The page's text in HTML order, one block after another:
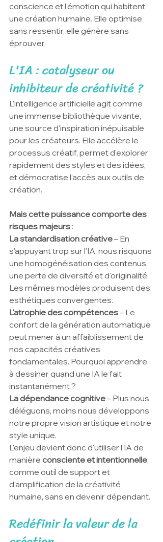
conscience et l'émotion qui habitent
une création humaine. Elle optimise
sans ressentir, elle génère sans
éprouver.
L'IA : catalyseur ou
inhibiteur de créativité ?
L'intelligence artificielle agit comme
une immense bibliothèque vivante,
une source d'inspiration inépuisable
pour les créateurs. Elle accélère le
processus créatif, permet d'explorer
rapidement des styles et des idées,
et démocratise l'accès aux outils de
création.
Mais cette puissance comporte des
risques majeurs :
La standardisation créative – En
s'appuyant trop sur l'IA, nous risquons
une homogénéisation des contenus,
une perte de diversité et d'originalité.
Les mêmes modèles produisent des
esthétiques convergentes.
L'atrophie des compétences – Le
confort de la génération automatique
peut mener à un affaiblissement de
nos capacités créatives
fondamentales. Pourquoi apprendre
à dessiner quand une IA le fait
instantanément ?
La dépendance cognitive – Plus nous
déléguons, moins nous développons
notre propre vision artistique et notre
style unique.
L'enjeu devient donc d'utiliser l'IA de
manière consciente et intentionnelle,
comme outil de support et
d'amplification de la créativité
humaine, sans en devenir dépendant.
Redéfinir la valeur de la